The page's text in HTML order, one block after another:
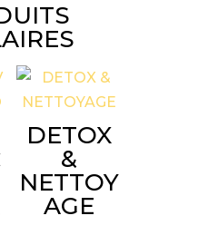
DETOX
&
NETTOY
AGE